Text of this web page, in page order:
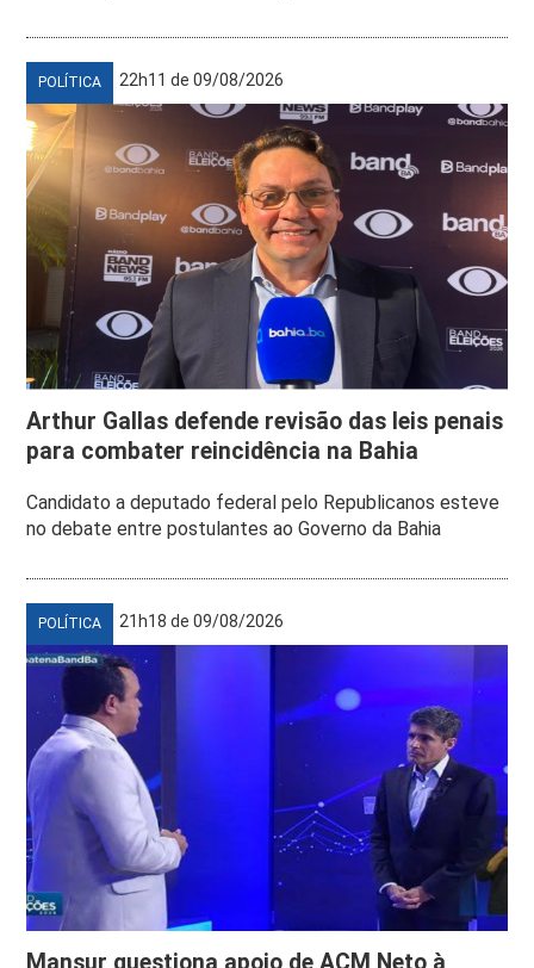
POLÍTICA 22h11 de 09/08/2026
Arthur Gallas defende revisão das leis penais
para combater reincidência na Bahia
Candidato a deputado federal pelo Republicanos esteve
no debate entre postulantes ao Governo da Bahia
POLÍTICA 21h18 de 09/08/2026